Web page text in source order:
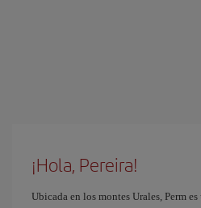
¡Hola, Pereira!
Ubicada en los montes Urales, Perm